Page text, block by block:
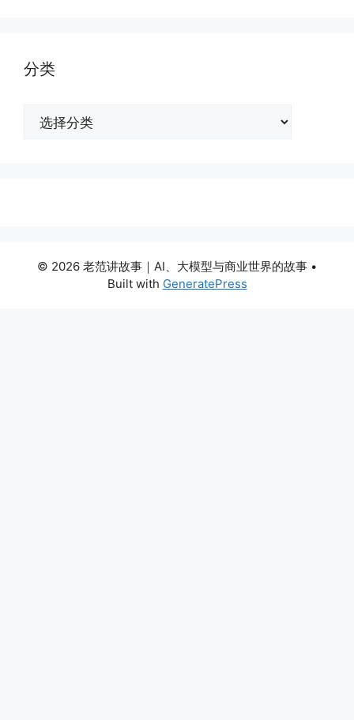
分类
© 2026 老范讲故事｜AI、大模型与商业世界的故事 •
Built with GeneratePress